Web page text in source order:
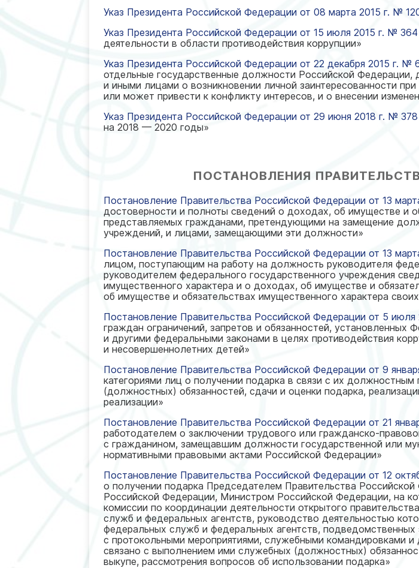
Указ Президента Российской Федерации от 08 марта 2015 г. №
Указ Президента Российской Федерации от 15 июля 2015 г. № 364
деятельности в области противодействия коррупции»
Указ Президента Российской Федерации от 22 декабря 2015 г. №
отдельные государственные должности Российской
и иными лицами о возникновении личной заинтересованности
или может привести к конфликту интересов, и о внесении
Указ Президента Российской Федерации от 29 июня 2018 г. № 378
на 2018 — 2020 годы»
ПОСТАНОВЛЕНИЯ
Постановление Правительства Российской Федерации от 13
достоверности и полноты сведений о доходах, об имуществе и
представляемых гражданами, претендующими на замещение
учреждений, и лицами, замещающими эти должности»
Постановление Правительства Российской Федерации от 13
лицом, поступающим на работу на должность руководителя
руководителем федерального государственного учреждения
имущественного характера и о доходах, об имуществе и
об имуществе и обязательствах имущественного характера
Постановление Правительства Российской Федерации от 5
граждан ограничений, запретов и обязанностей, установленных
и другими федеральными законами в целях противодействия
и несовершеннолетних детей»
Постановление Правительства Российской Федерации от 9
категориями лиц о получении подарка в связи с их
(должностных) обязанностей, сдачи и оценки подарка,
реализации»
Постановление Правительства Российской Федерации от 21
работодателем о заключении трудового или гражданско-
с гражданином, замещавшим должности государственной или
нормативными правовыми актами Российской Федерации»
Постановление Правительства Российской Федерации от 12
о получении подарка Председателем Правительства
Российской Федерации, Министром Российской Федерации, на
комиссии по координации деятельности открытого
служб и федеральных агентств, руководство деятельностью
федеральных служб и федеральных агентств,
с протокольными мероприятиями, служебными командировками
связано с выполнением ими служебных (должностных)
выкупе, рассмотрения вопросов об использовании подарка»